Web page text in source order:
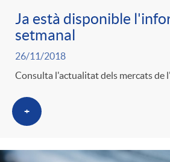
Ja està disponible
setmanal
26/11/2018
Consulta l'actualitat dels mercats de
+